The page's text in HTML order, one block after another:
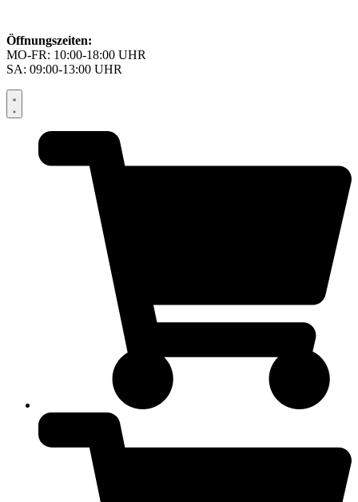
Öffnungszeiten:
MO-FR: 10:00-18:00 UHR
SA: 09:00-13:00 UHR